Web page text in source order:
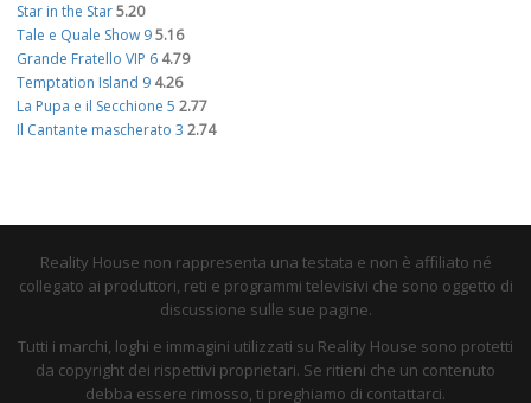
Star in the Star5.20
Tale e Quale Show 95.16
Grande Fratello VIP 6 4.79
Temptation Island 9 4.26
La Pupa e il Secchione 5 2.77
Il Cantante mascherato 3 2.74
Reality House non rappresenta una testata e non è affiliato né
collegato ai produttori, reti e programmi televisivi che sono oggetto di
discussione sulle sue pagine.
Tutti i marchi, loghi e immagini utilizzati su Reality House sono protetti
da copyright dei rispettivi proprietari. Se ritieni che un contenuto
debba essere rimosso, ti preghiamo di contattarci.